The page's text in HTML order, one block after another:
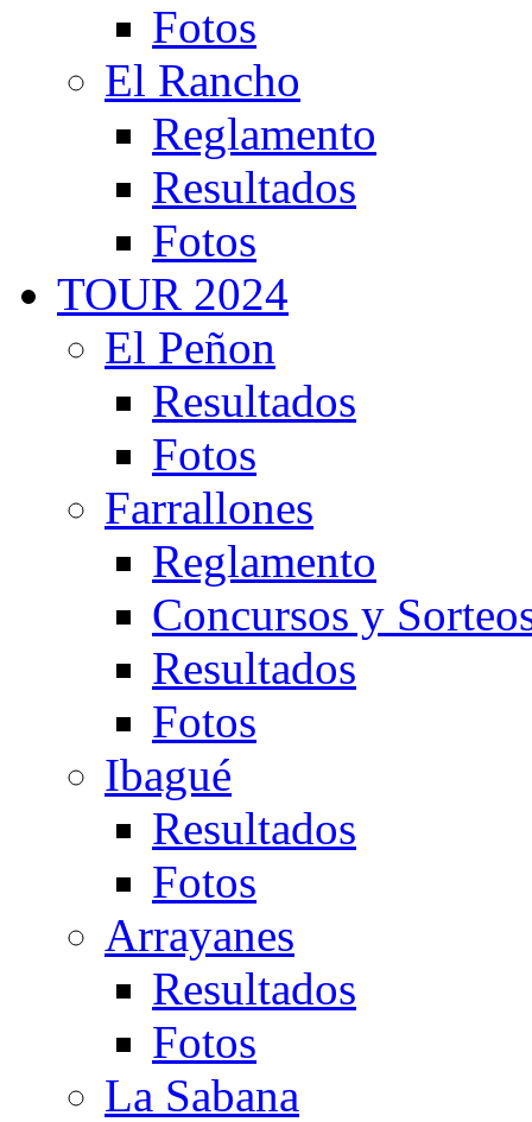
Fotos
El Rancho
Reglamento
Resultados
Fotos
TOUR 2024
El Peñon
Resultados
Fotos
Farrallones
Reglamento
Concursos y
Resultados
Fotos
Ibagué
Resultados
Fotos
Arrayanes
Resultados
Fotos
La Sabana